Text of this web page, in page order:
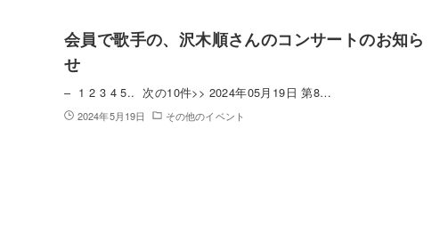
会員で歌手の、沢木順さんのコンサートのお知ら
せ
– 1 2 3 4 5.. 次の10件>> 2024年05月19日 第8…
2024年5月19日 その他のイベント